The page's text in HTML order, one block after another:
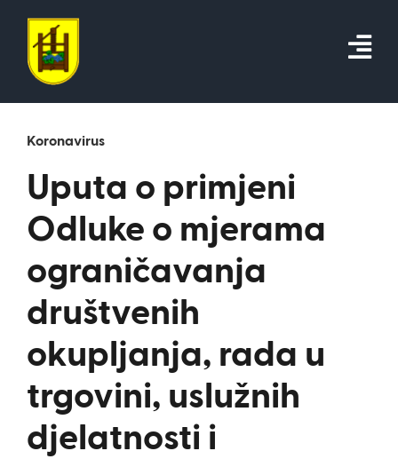
content
Koronavirus
Uputa o primjeni
Odluke o mjerama
ograničavanja
društvenih
okupljanja, rada u
trgovini, uslužnih
djelatnosti i